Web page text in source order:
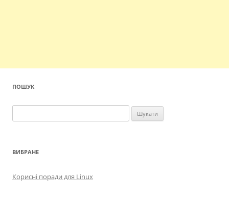
ПОШУК
ВИБРАНЕ
Корисні поради для Linux